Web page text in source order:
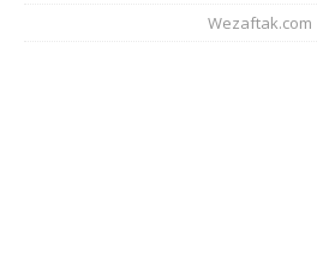
Wezaftak.com